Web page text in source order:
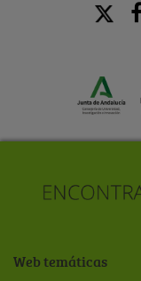
Web temáticas